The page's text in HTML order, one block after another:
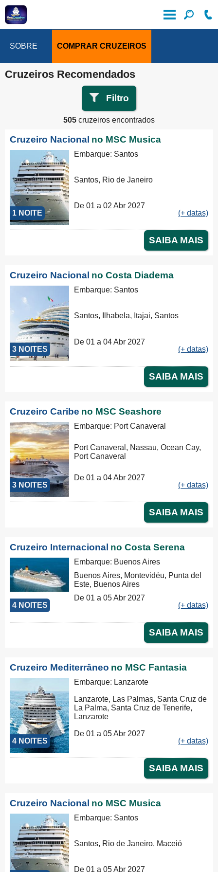
SOBRE COMPRAR CRUZEIROS
Cruzeiros Recomendados
Filtro
505 cruzeiros encontrados
Cruzeiro Nacional no MSC Musica
1 NOITE
Embarque: Santos
Santos, Rio de Janeiro
De 01 a 02 Abr 2027
(+ datas)
SAIBA MAIS
Cruzeiro Nacional no Costa Diadema
3 NOITES
Embarque: Santos
Santos, Ilhabela, Itajai, Santos
De 01 a 04 Abr 2027
(+ datas)
SAIBA MAIS
Cruzeiro Caribe no MSC Seashore
3 NOITES
Embarque: Port Canaveral
Port Canaveral, Nassau, Ocean Cay,
Port Canaveral
De 01 a 04 Abr 2027
(+ datas)
SAIBA MAIS
Cruzeiro Internacional no Costa Serena
4 NOITES
Embarque: Buenos Aires
Buenos Aires, Montevidéu, Punta del
Este, Buenos Aires
De 01 a 05 Abr 2027
(+ datas)
SAIBA MAIS
Cruzeiro Mediterrâneo no MSC Fantasia
4 NOITES
Embarque: Lanzarote
Lanzarote, Las Palmas, Santa Cruz de
La Palma, Santa Cruz de Tenerife,
Lanzarote
De 01 a 05 Abr 2027
(+ datas)
SAIBA MAIS
Cruzeiro Nacional no MSC Musica
Embarque: Santos
Santos, Rio de Janeiro, Maceió
De 01 a 05 Abr 2027